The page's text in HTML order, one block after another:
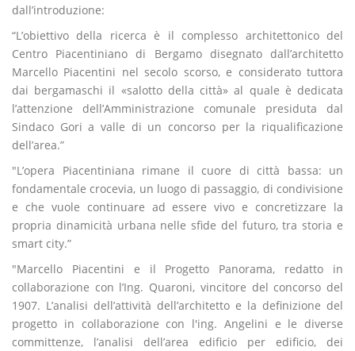
dall’introduzione:
“L’obiettivo della ricerca è il complesso architettonico del
Centro Piacentiniano di Bergamo disegnato dall’architetto
Marcello Piacentini nel secolo scorso, e considerato tuttora
dai bergamaschi il «salotto della città» al quale è dedicata
l’attenzione dell’Amministrazione comunale presiduta dal
Sindaco Gori a valle di un concorso per la riqualificazione
dell’area.”
"L’opera Piacentiniana rimane il cuore di città bassa: un
fondamentale crocevia, un luogo di passaggio, di condivisione
e che vuole continuare ad essere vivo e concretizzare la
propria dinamicità urbana nelle sfide del futuro, tra storia e
smart city.”
"Marcello Piacentini e il Progetto Panorama, redatto in
collaborazione con l’Ing. Quaroni, vincitore del concorso del
1907. L’analisi dell’attività dell’architetto e la definizione del
progetto in collaborazione con l'ing. Angelini e le diverse
committenze, l’analisi dell’area edificio per edificio, dei